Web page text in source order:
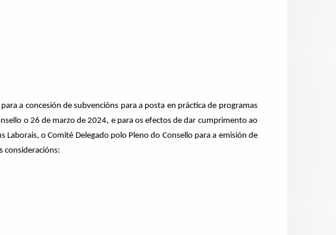
a concesión de subvencións para a posta en práctica de programas
o 26 de marzo de 2024, e para os efectos de dar cumprimento ao
o Comité Delegado polo Pleno do Consello para a emisión de
consideracións: